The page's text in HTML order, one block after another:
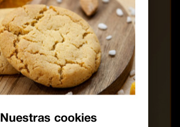
Nuestras cookies